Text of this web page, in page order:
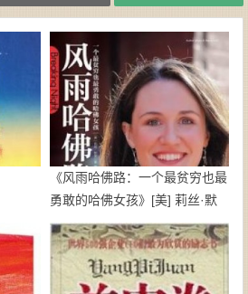
《风雨哈佛路：一个最贫穷也最
勇敢的哈佛女孩》[美] 莉丝·默
里-mobi